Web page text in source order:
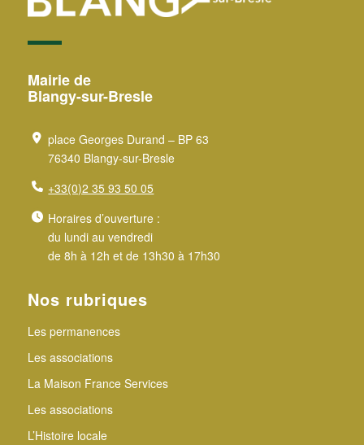
Mairie de
Blangy-sur-Bresle
place Georges Durand – BP 63
76340 Blangy-sur-Bresle
+33(0)2 35 93 50 05
Horaires d’ouverture :
du lundi au vendredi
de 8h à 12h et de 13h30 à 17h30
Nos rubriques
Les permanences
Les associations
La Maison France Services
Les associations
L’Histoire locale